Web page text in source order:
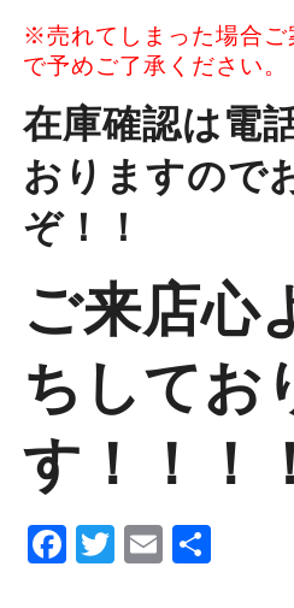
※売れてしまった場合ご
で予めご了承ください。
在庫確認は電
おりますので
ぞ！！
ご来店心
ちしてお
す！！！
Facebook
Twitter
EmailShare